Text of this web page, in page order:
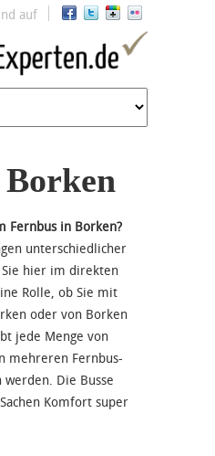
navigation
auf
Fernbus in Borken?
unterschiedlicher
hier im direkten
Rolle, ob Sie mit
oder von Borken
jede Menge von
mehreren Fernbus-
Die Busse
Komfort super